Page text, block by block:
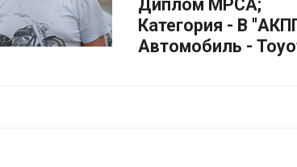
Диплом МРСА;
Категория - B
Автомобиль -